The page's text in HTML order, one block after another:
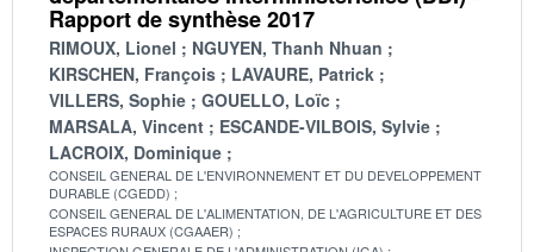
Rapport de synthèse 2017
RIMOUX, Lionel
NGUYEN, Thanh Nhuan
KIRSCHEN, François
LAVAURE, Patrick
VILLERS, Sophie
GOUELLO, Loïc
MARSALA, Vincent
ESCANDE-VILBOIS, Sylvie
LACROIX, Dominique
CONSEIL GENERAL DE L'ENVIRONNEMENT ET DU DEVELOPPEMENT
DURABLE (CGEDD)
CONSEIL GENERAL DE L'ALIMENTATION, DE L'AGRICULTURE ET DES
ESPACES RURAUX (CGAAER)